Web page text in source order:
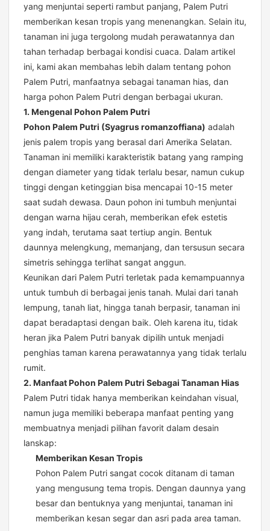
yang menjuntai seperti rambut panjang, Palem Putri
memberikan kesan tropis yang menenangkan. Selain itu,
tanaman ini juga tergolong mudah perawatannya dan
tahan terhadap berbagai kondisi cuaca. Dalam artikel
ini, kami akan membahas lebih dalam tentang pohon
Palem Putri, manfaatnya sebagai tanaman hias, dan
harga pohon Palem Putri dengan berbagai ukuran.
1. Mengenal Pohon Palem Putri
Pohon Palem Putri (Syagrus romanzoffiana) adalah
jenis palem tropis yang berasal dari Amerika Selatan.
Tanaman ini memiliki karakteristik batang yang ramping
dengan diameter yang tidak terlalu besar, namun cukup
tinggi dengan ketinggian bisa mencapai 10-15 meter
saat sudah dewasa. Daun pohon ini tumbuh menjuntai
dengan warna hijau cerah, memberikan efek estetis
yang indah, terutama saat tertiup angin. Bentuk
daunnya melengkung, memanjang, dan tersusun secara
simetris sehingga terlihat sangat anggun.
Keunikan dari Palem Putri terletak pada kemampuannya
untuk tumbuh di berbagai jenis tanah. Mulai dari tanah
lempung, tanah liat, hingga tanah berpasir, tanaman ini
dapat beradaptasi dengan baik. Oleh karena itu, tidak
heran jika Palem Putri banyak dipilih untuk menjadi
penghias taman karena perawatannya yang tidak terlalu
rumit.
2. Manfaat Pohon Palem Putri Sebagai Tanaman Hias
Palem Putri tidak hanya memberikan keindahan visual,
namun juga memiliki beberapa manfaat penting yang
membuatnya menjadi pilihan favorit dalam desain
lanskap:
Memberikan Kesan Tropis
Pohon Palem Putri sangat cocok ditanam di taman
yang mengusung tema tropis. Dengan daunnya yang
besar dan bentuknya yang menjuntai, tanaman ini
memberikan kesan segar dan asri pada area taman.